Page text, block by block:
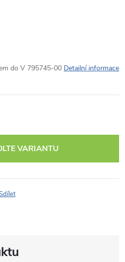
do V 795745-00 Detailní informace
VARIANTU